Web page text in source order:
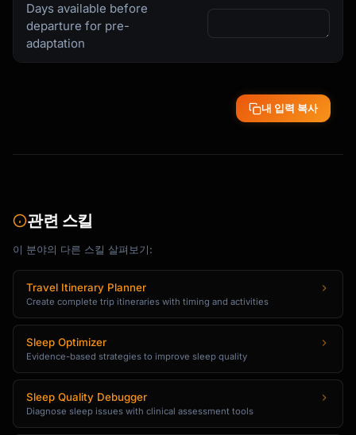
Days available before
departure for pre-
adaptation
내 입력 복사
관련 스킬
이 분야의 다른 스킬 살펴보기:
Travel Itinerary Planner
Create complete trip itineraries with timing and activities
Sleep Optimizer
Evidence-based strategies to improve sleep quality
Sleep Quality Debugger
Diagnose sleep issues with clinical assessment tools